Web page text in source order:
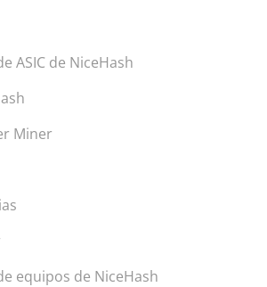
ASIC de NiceHash
Miner
equipos de NiceHash